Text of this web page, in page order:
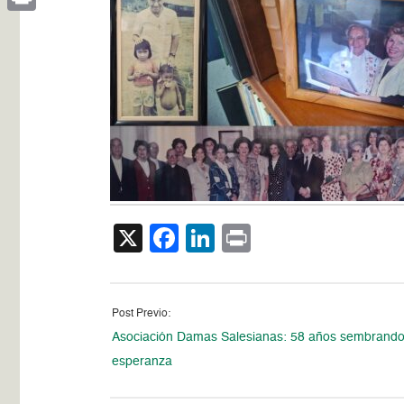
X Facebook
LinkedIn
Post Previo:
Asociación Damas Salesianas: 58 años
esperanza